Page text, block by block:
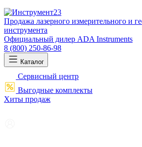
Продажа лазерного измерительного и
инструмента
Официальный дилер ADA Instruments
8 (800) 250-86-98
Каталог
Сервисный центр
Выгодные комплекты
Хиты продаж